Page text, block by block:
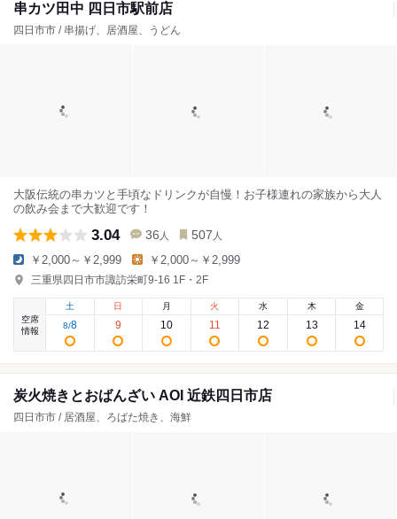
串カツ田中 四日市駅前店
四日市市 / 串揚げ、居酒屋、うどん
大阪伝統の串カツと手頃なドリンクが自慢！お子様連れの家族から大人
の飲み会まで大歓迎です！
3.04 36 人 507 人
￥2,000～￥2,999 ￥2,000～￥2,999
三重県四日市市諏訪栄町9-16 1F・2F
空席
情報
土
8/8
日
9
月
10
火
11
水
12
木
13
金
14
炭火焼きとおばんざい AOI 近鉄四日市店
四日市市 / 居酒屋、ろばた焼き、海鮮